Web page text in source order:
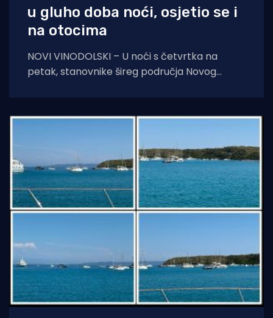
u gluho doba noći, osjetio se i
na otocima
NOVI VINODOLSKI – U noći s četvrtka na
petak, stanovnike šireg područja Novog